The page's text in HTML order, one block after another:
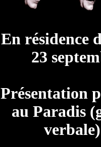
En résidence
23
Présentation
au Paradis